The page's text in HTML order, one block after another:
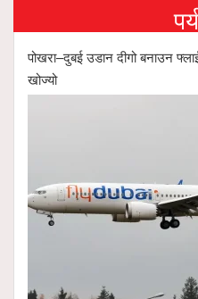
पोखरा–दुबई उडान दीगो बनाउन
खोज्यो